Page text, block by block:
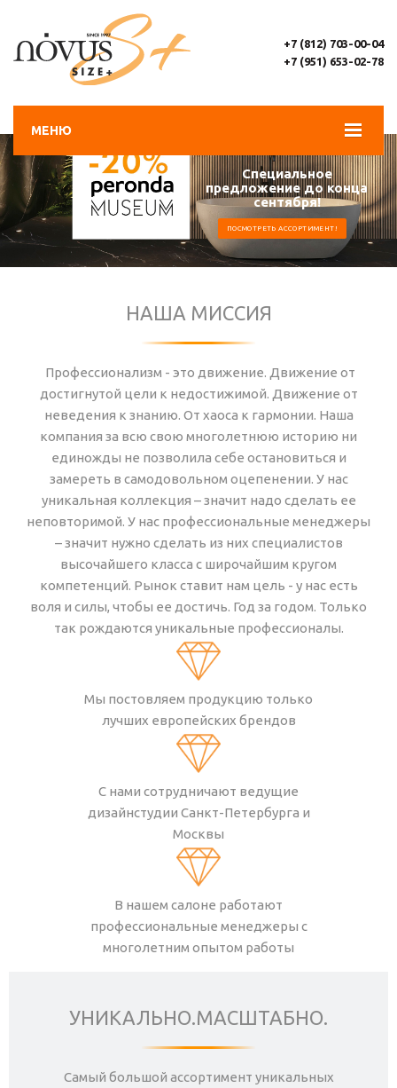
МЕНЮ
+7 (812) 703-00-04
+7 (951) 653-02-78
Специальное
предложение до конца
сентября!
ПОСМОТРЕТЬ АССОРТИМЕНТ!
НАША МИССИЯ
Профессионализм - это движение. Движение от
достигнутой цели к недостижимой. Движение от
неведения к знанию. От хаоса к гармонии. Наша
компания за всю свою многолетнюю историю ни
единожды не позволила себе остановиться и
замереть в самодовольном оцепенении. У нас
уникальная коллекция – значит надо сделать ее
неповторимой. У нас профессиональные менеджеры
– значит нужно сделать из них специалистов
высочайшего класса с широчайшим кругом
компетенций. Рынок ставит нам цель - у нас есть
воля и силы, чтобы ее достичь. Год за годом. Только
так рождаются уникальные профессионалы.
Мы постовляем продукцию только
лучших европейских брендов
С нами сотрудничают ведущие
дизайнстудии Санкт-Петербурга и
Москвы
В нашем салоне работают
профессиональные менеджеры с
многолетним опытом работы
УНИКАЛЬНО.МАСШТАБНО.
Самый большой ассортимент уникальных